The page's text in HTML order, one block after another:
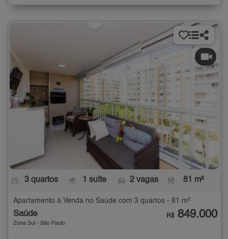
3 quartos 1 suíte 2 vagas 81 m²
Apartamento à Venda no Saúde com 3 quartos - 81 m²
Saúde
Zona Sul - São Paulo
R$ 849.000